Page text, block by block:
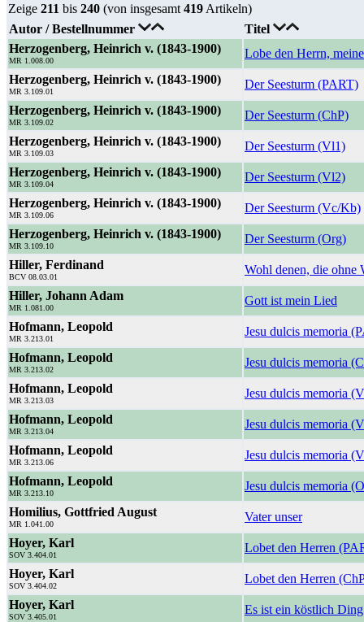
Zeige 211 bis 240 (von insgesamt 419 Artikeln)
Autor / Bestellnummer
Titel
Herzogenberg, Heinrich v. (1843-1900)
MR 1.008.00
Lobe den Herrn,
Herzogenberg, Heinrich v. (1843-1900)
MR 3.109.01
Der Seesturm (PART)
Herzogenberg, Heinrich v. (1843-1900)
MR 3.109.02
Der Seesturm (ChP)
Herzogenberg, Heinrich v. (1843-1900)
MR 3.109.03
Der Seesturm (Vl1)
Herzogenberg, Heinrich v. (1843-1900)
MR 3.109.04
Der Seesturm (Vl2)
Herzogenberg, Heinrich v. (1843-1900)
MR 3.109.06
Der Seesturm (Vc/Kb)
Herzogenberg, Heinrich v. (1843-1900)
MR 3.109.10
Der Seesturm (Org)
Hiller, Ferdinand
BCV 08.03.01
Wohl denen, die ohne
Hiller, Johann Adam
MR 1.081.00
Gott ist mein Lied
Hofmann, Leopold
MR 3.213.01
Jesu dulcis memoria
Hofmann, Leopold
MR 3.213.02
Jesu dulcis memoria
Hofmann, Leopold
MR 3.213.03
Jesu dulcis memoria
Hofmann, Leopold
MR 3.213.04
Jesu dulcis memoria
Hofmann, Leopold
MR 3.213.06
Jesu dulcis memoria
Hofmann, Leopold
MR 3.213.10
Jesu dulcis memoria
Homilius, Gottfried August
MR 1.041.00
Vater unser
Hoyer, Karl
SOV 3.404.01
Lobet den Herren
Hoyer, Karl
SOV 3.404.02
Lobet den Herren
Hoyer, Karl
SOV 3.405.01
Es ist ein köstlich